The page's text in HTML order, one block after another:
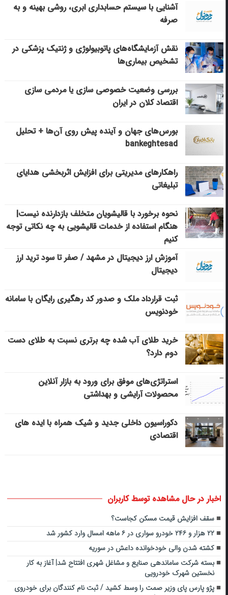
آشنایی با سیستم حسابداری ابری، روشی بهینه و به
صرفه
نقش آزمایشگاه‌های پاتوبیولوژی و ژنتیک پزشکی در
تشخیص بیماری‌ها
بررسی وضعیت خصوصی سازی یا مردمی سازی
اقتصاد کلان در ایران
بورس‌های جهان و آینده پیش روی آن‌ها + تحلیل
bankeghtesad
راهکارهای مدیریتی برای افزایش اثربخشی هدایای
تبلیغاتی
نحوه برخورد با قالیشویان متخلف بازدارنده نیست|
هنگام استفاده از خدمات قالیشویی به چه نکاتی توجه
کنیم
آموزش ارز دیجیتال در مشهد / صفر تا سود ترید ارز
دیجیتال
ثبت قرارداد ملک و صدور کد رهگیری رایگان با سامانه
خودنویس
خرید طلای آب شده چه برتری نسبت به طلای دست
دوم دارد؟
استراتژی‌های موفق برای ورود به بازار آنلاین
محصولات آرایشی و بهداشتی
دکوراسیون داخلی جدید و شیک همراه با ایده های
اقتصادی
اخبار در حال مشاهده توسط کاربران
سقف افزایش قیمت مسکن کجاست؟
۲۲ هزار و ۲۴۶ خودرو سواری در ۶ ماهه امسال وارد کشور شد
کشته شدن والی خودخوانده داعش در سوریه
بسته شرکت ساماندهی صنایع و مشاغل شهری افتتاح شد| آغاز به کار
نخستین شهرک خودرویی
پژو پارس پای وزیر صمت را وسط کشید / ثبت نام کنندگان برای خودروی